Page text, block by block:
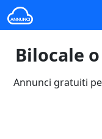
Bilocale
Annunci gratuiti